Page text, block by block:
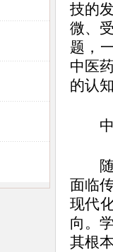
技的
微、
题，
中医
的认
中
随
面临
现代
向。
其根